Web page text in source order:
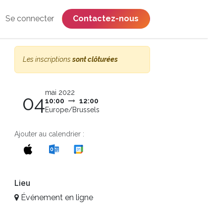
Se connecter ​​​​​​​​​​​​​​​​Contactez-nous
Les inscriptionssont clôturées
04mai 2022
10:00
12:00
Europe/Brussels
Ajouter au calendrier :
Lieu
Événement en ligne